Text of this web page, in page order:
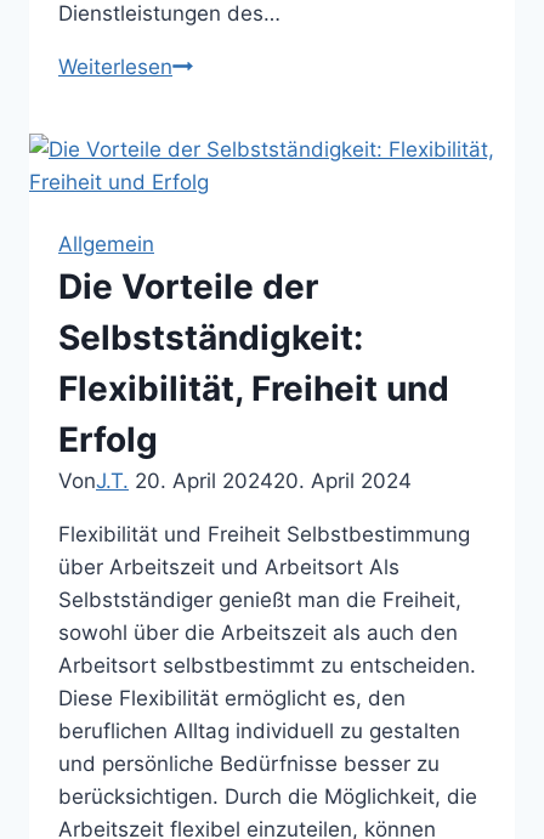
Dienstleistungen des…
WeiterlesenDie
Affiliate
Marketings:
und
Rollen
Allgemein
Die Vorteile der
Selbstständigkeit:
Flexibilität, Freiheit und
Erfolg
VonJ.T. 20. April 202420. April 2024
Flexibilität und Freiheit Selbstbestimmung
über Arbeitszeit und Arbeitsort Als
Selbstständiger genießt man die Freiheit,
sowohl über die Arbeitszeit als auch den
Arbeitsort selbstbestimmt zu entscheiden.
Diese Flexibilität ermöglicht es, den
beruflichen Alltag individuell zu gestalten
und persönliche Bedürfnisse besser zu
berücksichtigen. Durch die Möglichkeit, die
Arbeitszeit flexibel einzuteilen, können